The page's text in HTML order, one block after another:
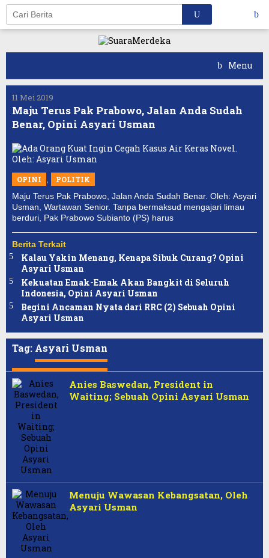
Skip
content
Menu
11 Mei 2019
Maju Terus Pak Prabowo, Jalan Anda Sudah
Benar, Opini Asyari Usman
OPINI ,
POLITIK
Maju Terus Pak Prabowo, Jalan Anda Sudah Benar. Oleh: Asyari
Usman, Wartawan Senior. Tanpa bermaksud mengajari limau
berduri, Pak Prabowo Subianto (PS) harus
Berita Terkait
Kalau Yakin Menang, Kenapa Sibuk Curang? Opini
Asyari Usman
Kekuatan Emak-Emak Akan Bangkit di Seluruh
Indonesia, Opini Asyari Usman
Begini Ancaman Nyata dari RRC (2) Sebuah Opini
Asyari Usman
Tag: Asyari Usman
Anies Baswedan, President in
Waiting; Sebuah Opini Asyari Usman
Menuju Wawasan Kebangsatan, Oleh
Asyari Usman